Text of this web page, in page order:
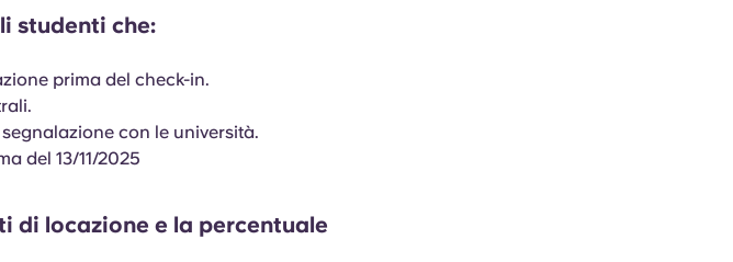
studenti che:
prima del check-in.
con le università.
del 13/11/2025
di locazione e la percentuale